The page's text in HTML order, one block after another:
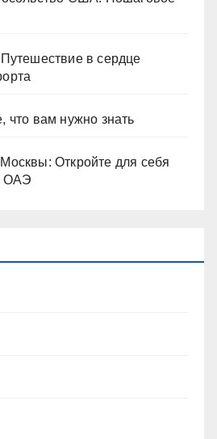
в сердце
вам нужно знать
Откройте для себя
ОАЭ